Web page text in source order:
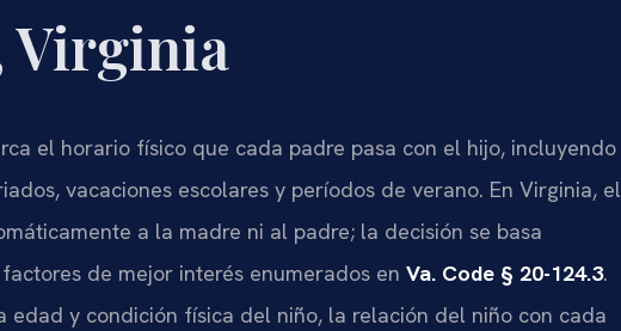
Virginia
el horario físico que cada padre pasa con el hijo, incluyendo
vacaciones escolares y períodos de verano. En Virginia, el
a la madre ni al padre; la decisión se basa
de mejor interés enumerados en Va. Code § 20-124.3.
edad y condición física del niño, la relación del niño con cada